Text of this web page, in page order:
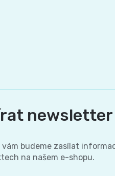
newsletter
budeme zasílat
na našem e-shopu.